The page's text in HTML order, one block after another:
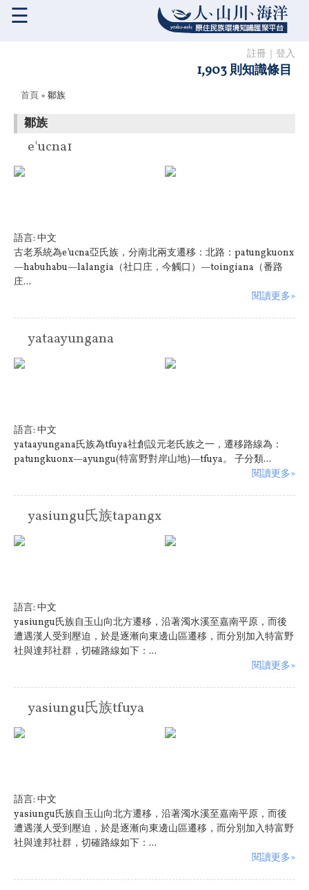
註冊 登入
1,903 則知識條目
☰
您在這裡
首頁 » 鄒族
鄒族
e'ucna1
語言: 中文
古老系統為e’ucna亞氏族，分南北兩支遷移：北路：patungkuonx
—habuhabu—lalangia（社口庄，今觸口）—toingiana（番路
庄...
閱讀更多»
yataayungana
語言: 中文
yataayungana氏族為tfuya社創設元老氏族之一，遷移路線為：
patungkuonx—ayungu(特富野對岸山地)—tfuya。 子分類...
閱讀更多»
yasiungu氏族tapangx
語言: 中文
yasiungu氏族自玉山向北方遷移，沿著濁水溪至嘉南平原，而後
遭遇漢人受到壓迫，於是逐漸向東邊山區遷移，而分別加入特富野
社與達邦社群，切確路線如下：...
閱讀更多»
yasiungu氏族tfuya
語言: 中文
yasiungu氏族自玉山向北方遷移，沿著濁水溪至嘉南平原，而後
遭遇漢人受到壓迫，於是逐漸向東邊山區遷移，而分別加入特富野
社與達邦社群，切確路線如下：...
閱讀更多»